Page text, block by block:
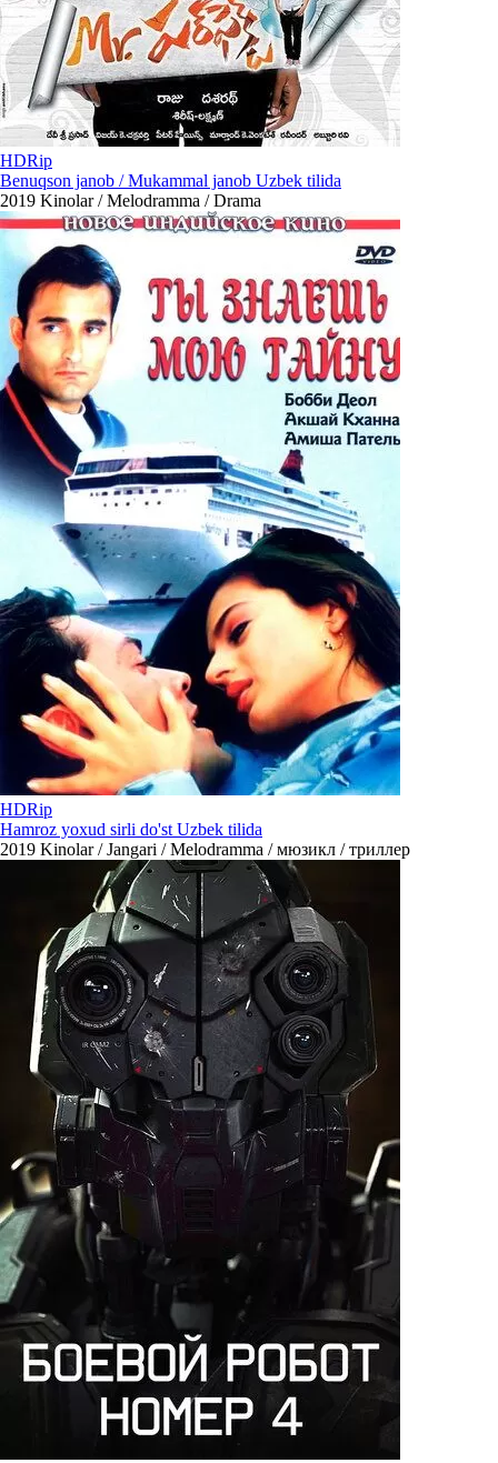
HDRip
Benuqson janob / Mukammal janob Uzbek tilida
2019 Kinolar / Melodramma / Drama
HDRip
Hamroz yoxud sirli do'st Uzbek tilida
2019 Kinolar / Jangari / Melodramma / мюзикл / триллер